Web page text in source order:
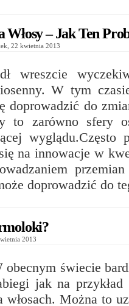
Włosy – Jak Ten
22 kwietnia 2013
wreszcie
W tym
doprowadzić do
to zarówno sfery
wyglądu.Często
na innowacje w
doprowadzić do
2013
obecnym świecie
jak na
włosach. Można to